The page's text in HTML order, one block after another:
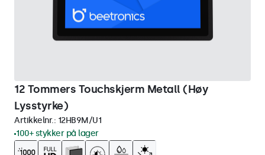
12 Tommers Touchskjerm Metall (Høy
Lysstyrke)
Artikkelnr.: 12HB9M/U1
100+ stykker på lager